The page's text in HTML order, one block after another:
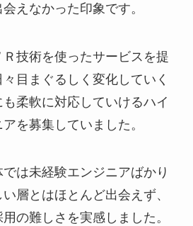
えなかった印象です。
技術を使ったサービスを提
目まぐるしく変化していく
柔軟に対応していけるハイ
を募集していました。
は未経験エンジニアばかり
層とはほとんど出会えず、
の難しさを実感しました。